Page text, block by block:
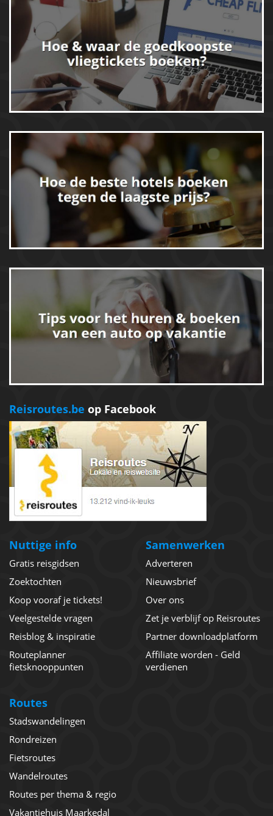
Reisroutes.be op Facebook
Nuttige info
Gratis reisgidsen
Zoektochten
Koop vooraf je tickets!
Veelgestelde vragen
Reisblog & inspiratie
Routeplanner
fietsknooppunten
Samenwerken
Adverteren
Nieuwsbrief
Over ons
Zet je verblijf op Reisroutes
Partner downloadplatform
Affiliate worden - Geld
verdienen
Routes
Stadswandelingen
Rondreizen
Fietsroutes
Wandelroutes
Routes per thema & regio
Vakantiehuis Maarkedal